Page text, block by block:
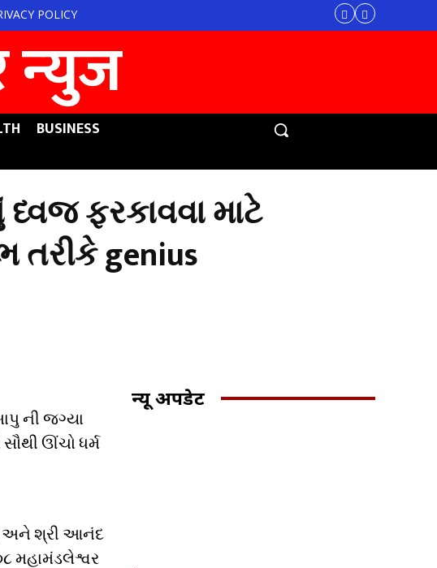
POLICY
न्‍युज
BUSINESS
ફરકાવવા માટે
તરીકે genius
ની જગ્યા
ઊંચો ધર્મ
અને શ્રી આનંદ
મહામંડલેશ્વર
न्यू अपडेट